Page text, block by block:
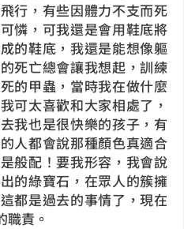
行，有些因體力不支而死
憐，可我還是會用鞋底將
的鞋底，我還是能想像軀
死亡總會讓我想起，訓練
的甲蟲，當時我在做什麼
可太喜歡和大家相處了，
我也是很快樂的孩子，有
人都會說那種顏色真適合
般配！要我形容，我會說
的綠寶石，在眾人的簇擁
都是過去的事情了，現在
職責。